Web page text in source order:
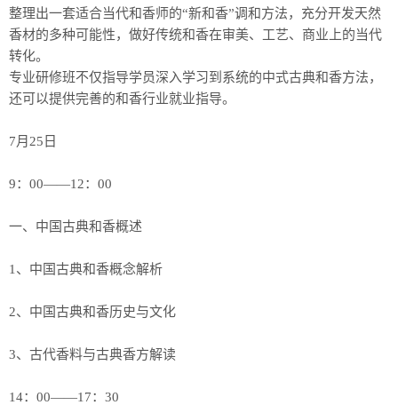
整理出一套适合当代和香师的“新和香”调和方法，充分开发天然
香材的多种可能性，做好传统和香在审美、工艺、商业上的当代
转化。
专业研修班不仅指导学员深入学习到系统的中式古典和香方法，
还可以提供完善的和香行业就业指导。
7月25日
9：00——12：00
一、中国古典和香概述
1、中国古典和香概念解析
2、中国古典和香历史与文化
3、古代香料与古典香方解读
14：00——17：30